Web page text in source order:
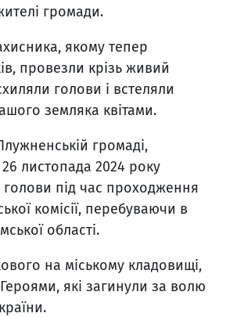
громади.
якому тепер
провезли крізь живий
голови і встеляли
земляка квітами.
громаді,
листопада 2024 року
голови під час проходження
комісії, перебуваючи в
області.
на міському кладовищі,
які загинули за волю